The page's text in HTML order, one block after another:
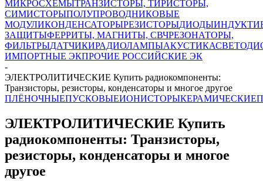
МИКРОСХЕМЫТРАНЗИСТОРЫ, ТИРИСТОРЫ,
СИМИСТОРЫПОЛУПРОВОДНИКОВЫЕ
МОДУЛИКОНДЕНСАТОРЫРЕЗИСТОРЫДИОДЫ
ЗАЩИТЫФЕРРИТЫ, МАГНИТЫ, СВЧРЕЗОНАТОРЫ,
ФИЛЬТРЫДАТЧИКИРАДИОЛАМПЫАКУСТИКА
ИМПОРТНЫЕ ЭКПРОЧИЕ РОССИЙСКИЕ ЭК
-
ЭЛЕКТРОЛИТИЧЕСКИЕ Купить радиокомпоненты:
Транзисторы, резисторы, конденсаторы и многое другое
ПЛЁНОЧНЫЕПУСКОВЫЕИОНИСТОРЫКЕРАМИЧЕСКИЕ
ЭЛЕКТРОЛИТИЧЕСКИЕ Купить
радиокомпоненты: Транзисторы,
резисторы, конденсаторы и многое
другое